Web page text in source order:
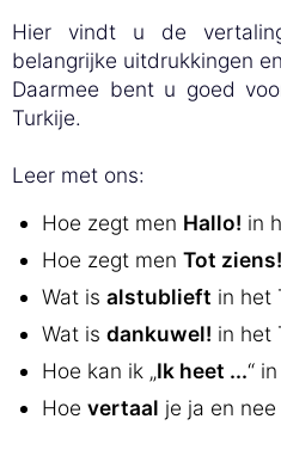
Hier vindt u de
belangrijke uitdrukkingen
Daarmee bent u goed
Turkije.
Leer met ons:
Hoe zegt men Hallo! in
Hoe zegt men Tot ziens!
Wat is alstublieft in het
Wat is dankuwel! in het
Hoe kan ik „Ik heet ...“
Hoe vertaal je ja en